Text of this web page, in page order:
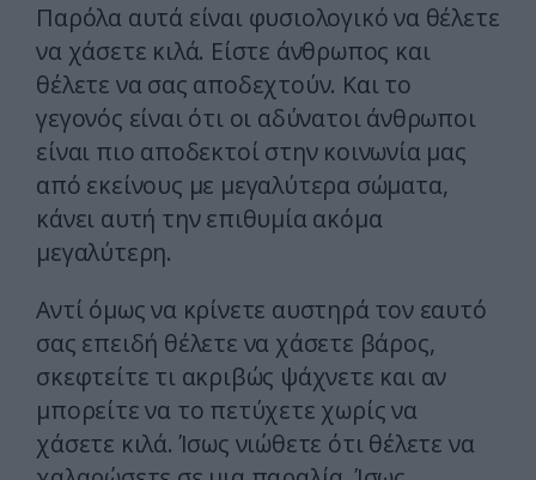
Παρόλα αυτά είναι φυσιολογικό να θέλετε
να χάσετε κιλά. Είστε άνθρωπος και
θέλετε να σας αποδεχτούν. Και το
γεγονός είναι ότι οι αδύνατοι άνθρωποι
είναι πιο αποδεκτοί στην κοινωνία μας
από εκείνους με μεγαλύτερα σώματα,
κάνει αυτή την επιθυμία ακόμα
μεγαλύτερη.
Αντί όμως να κρίνετε αυστηρά τον εαυτό
σας επειδή θέλετε να χάσετε βάρος,
σκεφτείτε τι ακριβώς ψάχνετε και αν
μπορείτε να το πετύχετε χωρίς να
χάσετε κιλά. Ίσως νιώθετε ότι θέλετε να